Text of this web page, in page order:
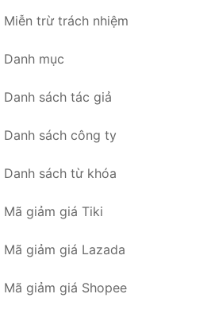
Miễn trừ trách nhiệm
Danh mục
Danh sách tác giả
Danh sách công ty
Danh sách từ khóa
Mã giảm giá Tiki
Mã giảm giá Lazada
Mã giảm giá Shopee